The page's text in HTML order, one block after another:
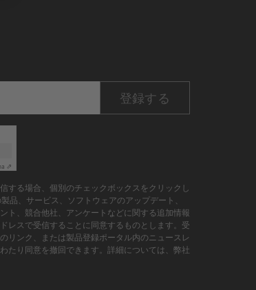
登録する
⇗
する場合、個別のチェックボックスをクリックし
品、サービス、ソフトウェアのアップデート、
ト、競合他社、アンケートなどに関する追加情報
レスで受信することに同意するものとします。受
リンク、または製品登録ポータル内のニュースレ
たり同意を撤回できます。詳細については、弊社